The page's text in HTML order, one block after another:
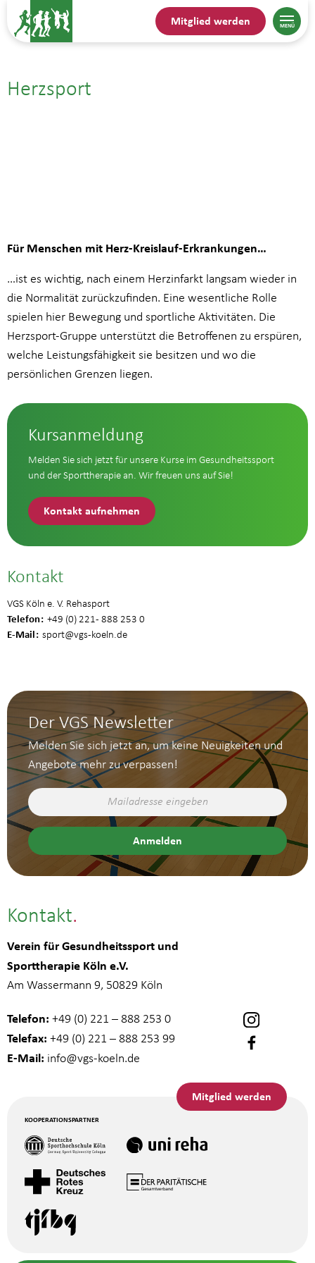
Mitglied werden
Herzsport
30.04.| 14:00
Für Menschen mit Herz-Kreislauf-Erkrankungen…
…ist es wichtig, nach einem Herzinfarkt langsam wieder in
die Normalität zurückzufinden. Eine wesentliche Rolle
spielen hier Bewegung und sportliche Aktivitäten. Die
Herzsport-Gruppe unterstützt die Betroffenen zu erspüren,
welche Leistungsfähigkeit sie besitzen und wo die
persönlichen Grenzen liegen.
Kursanmeldung
Melden Sie sich jetzt für unsere Kurse im Gesundheitssport
und der Sporttherapie an. Wir freuen uns auf Sie!
Kontakt aufnehmen
Kontakt
VGS Köln e. V. Rehasport
Telefon +49 (0) 221 - 888 253 0
E-Mail sport@vgs-koeln.de
Der VGS Newsletter
Melden Sie sich jetzt an, um keine Neuigkeiten und
Angebote mehr zu verpassen!
Kontakt
Verein für Gesundheitssport und
Sporttherapie Köln e.V.
Am Wassermann 9, 50829 Köln
Telefon: +49 (0) 221 – 888 253 0
Telefax: +49 (0) 221 – 888 253 99
E-Mail: info@vgs-koeln.de
Mitglied werden
KOOPERATIONSPARTNER